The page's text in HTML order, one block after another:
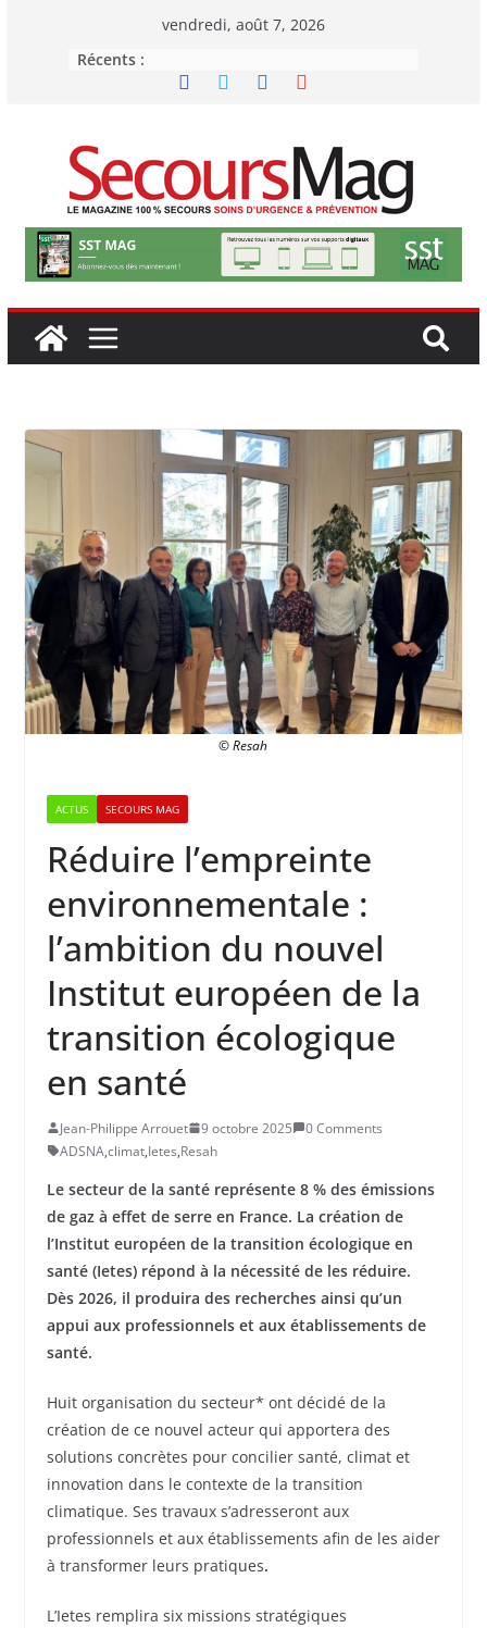
vendredi, août 7, 2026
Récents :
© Resah
ACTUS SECOURS MAG
Réduire l’empreinte
environnementale :
l’ambition du nouvel
Institut européen de la
transition écologique
en santé
Jean-Philippe Arrouet 9 octobre 2025
0 Comments
ADSNA,climat,Ietes,Resah
Le secteur de la santé représente 8 % des émissions
de gaz à effet de serre en France. La création de
l’Institut européen de la transition écologique en
santé (Ietes) répond à la nécessité de les réduire.
Dès 2026, il produira des recherches ainsi qu’un
appui aux professionnels et aux établissements de
santé.
Huit organisation du secteur* ont décidé de la
création de ce nouvel acteur qui apportera des
solutions concrètes pour concilier santé, climat et
innovation dans le contexte de la transition
climatique. Ses travaux s’adresseront aux
professionnels et aux établissements afin de les aider
à transformer leurs pratiques.
L’Ietes remplira six missions stratégiques